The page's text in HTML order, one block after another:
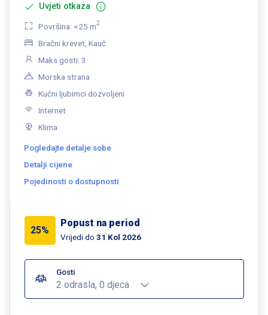
Uvjeti otkaza
Površina: <25 m2
Bračni krevet, Kauč
Maks gosti: 3
Morska strana
Kućni ljubimci dozvoljeni
Internet
Klima
Pogledajte detalje sobe
Detalji cijene
Pojedinosti o dostupnosti
25%
Popust na period
Vrijedi do 31 Kol 2026
Gosti
2 odrasla, 0 djeca